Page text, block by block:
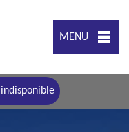
MENU
indisponible